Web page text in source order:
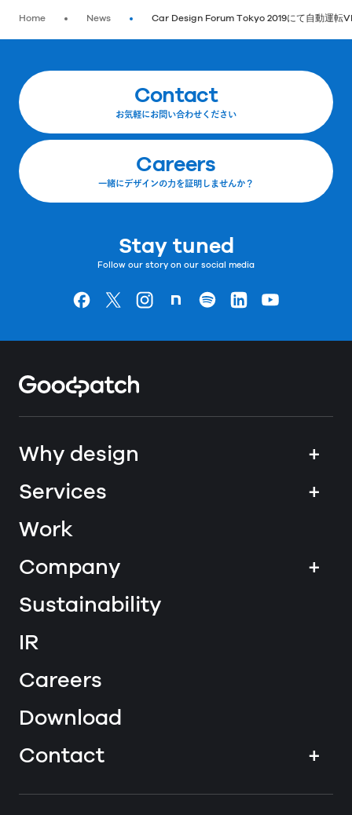
Home News Car Design Forum Tokyo 2019にて自動運転
Contact
お気軽にお問い合わせください
Careers
一緒にデザインの力を証明しませんか？
Stay tuned
Follow our story on our social media
Goodpatchの
ページ
Goodpatchの
ページ
Goodpatchの
ページGoodpatchの
ページ
Goodpatchの
ページ
Goodpatchの
ページ
Goodpatchの
Why design
+
Services
+
Work
Company
+
Sustainability
IR
Careers
Download
Contact
+